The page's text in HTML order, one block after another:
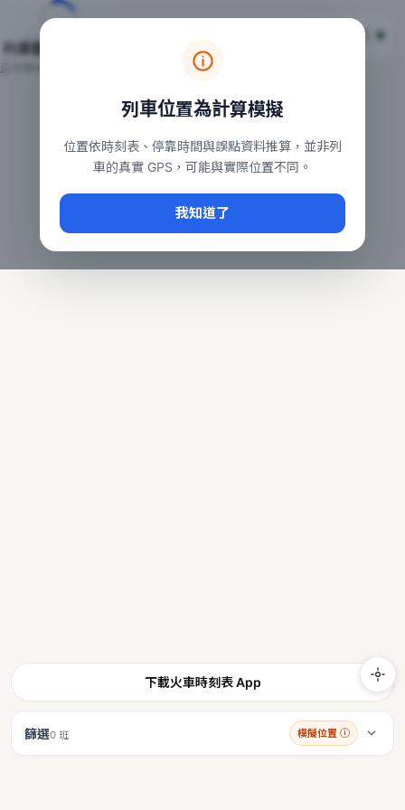
台鐵列車即時位置地圖
本頁顯示目前全台鐵運行中的列車位置，涵蓋自強、普悠瑪、
常用查詢：
、台中車站即時動態
台鐵即時動態
下載火車時刻表 App
篩選0 班 模擬位置 ⓘ
列車位置為計算模擬
位置依時刻表、停靠時間與誤點資料推算，並非列
車的真實 GPS，可能與實際位置不同。
我知道了
列車動態載入中…